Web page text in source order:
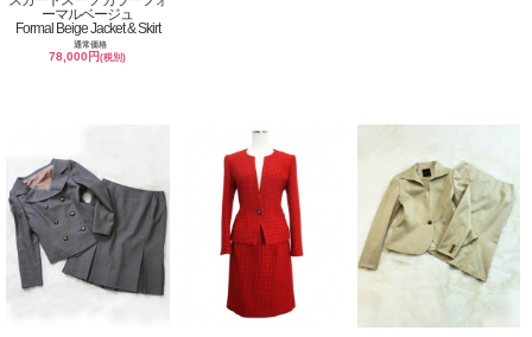
ーマルベージュ
Formal Beige Jacket & Skirt
通常価格
78,000円(税別)